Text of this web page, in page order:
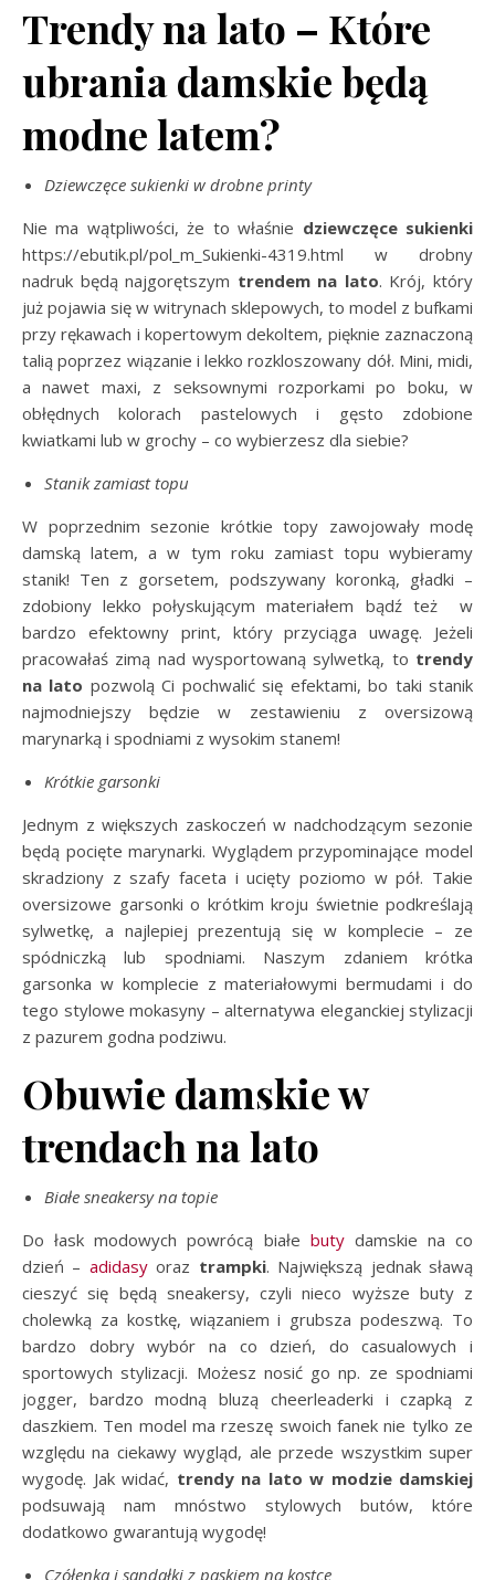
Trendy na lato – Które
ubrania damskie będą
modne latem?
Dziewczęce sukienki w drobne printy
Nie ma wątpliwości, że to właśnie dziewczęce sukienki
https://ebutik.pl/pol_m_Sukienki-4319.html w drobny
nadruk będą najgorętszym trendem na lato. Krój, który
już pojawia się w witrynach sklepowych, to model z bufkami
przy rękawach i kopertowym dekoltem, pięknie zaznaczoną
talią poprzez wiązanie i lekko rozkloszowany dół. Mini, midi,
a nawet maxi, z seksownymi rozporkami po boku, w
obłędnych kolorach pastelowych i gęsto zdobione
kwiatkami lub w grochy – co wybierzesz dla siebie?
Stanik zamiast topu
W poprzednim sezonie krótkie topy zawojowały modę
damską latem, a w tym roku zamiast topu wybieramy
stanik! Ten z gorsetem, podszywany koronką, gładki –
zdobiony lekko połyskującym materiałem bądź też w
bardzo efektowny print, który przyciąga uwagę. Jeżeli
pracowałaś zimą nad wysportowaną sylwetką, to trendy
na lato pozwolą Ci pochwalić się efektami, bo taki stanik
najmodniejszy będzie w zestawieniu z oversizową
marynarką i spodniami z wysokim stanem!
Krótkie garsonki
Jednym z większych zaskoczeń w nadchodzącym sezonie
będą pocięte marynarki. Wyglądem przypominające model
skradziony z szafy faceta i ucięty poziomo w pół. Takie
oversizowe garsonki o krótkim kroju świetnie podkreślają
sylwetkę, a najlepiej prezentują się w komplecie – ze
spódniczką lub spodniami. Naszym zdaniem krótka
garsonka w komplecie z materiałowymi bermudami i do
tego stylowe mokasyny – alternatywa eleganckiej stylizacji
z pazurem godna podziwu.
Obuwie damskie w
trendach na lato
Białe sneakersy na topie
Do łask modowych powrócą białe butydamskie na co
dzień – adidasyoraz trampki. Największą jednak sławą
cieszyć się będą sneakersy, czyli nieco wyższe buty z
cholewką za kostkę, wiązaniem i grubsza podeszwą. To
bardzo dobry wybór na co dzień, do casualowych i
sportowych stylizacji. Możesz nosić go np. ze spodniami
jogger, bardzo modną bluzą cheerleaderki i czapką z
daszkiem. Ten model ma rzeszę swoich fanek nie tylko ze
względu na ciekawy wygląd, ale przede wszystkim super
wygodę. Jak widać, trendy na lato w modzie damskiej
podsuwają nam mnóstwo stylowych butów, które
dodatkowo gwarantują wygodę!
Czółenka i sandałki z paskiem na kostce